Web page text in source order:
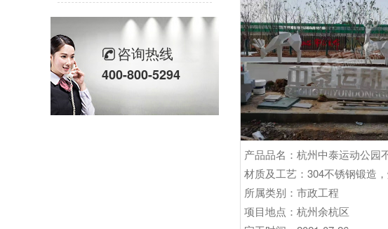
材质及工艺：304不锈钢锻造
所属类别：市政工程
项目地点：杭州余杭区
台州文旦观光风情带建设玻璃钢IP娃娃雕塑项目
咨询热线
400-800-5294